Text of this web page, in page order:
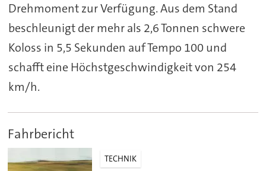
Drehmoment zur Verfügung. Aus dem Stand
beschleunigt der mehr als 2,6 Tonnen schwere
Koloss in 5,5 Sekunden auf Tempo 100 und
schafft eine Höchstgeschwindigkeit von 254
km/h.
Fahrbericht
TECHNIK